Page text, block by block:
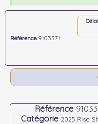
Référence 9103371
Référence
Catégorie 2025 Rise